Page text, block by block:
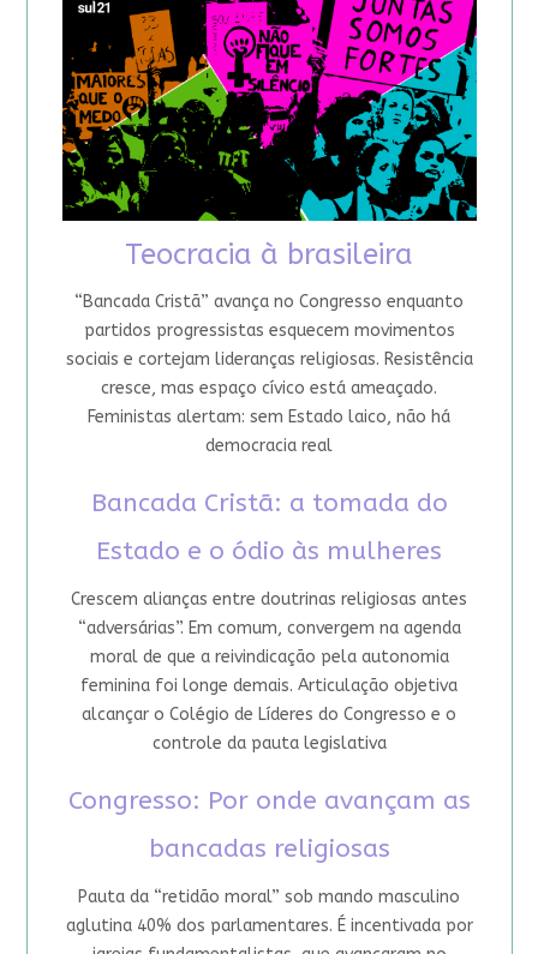
Teocracia à brasileira
“Bancada Cristã” avança no Congresso enquanto
partidos progressistas esquecem movimentos
sociais e cortejam lideranças religiosas. Resistência
cresce, mas espaço cívico está ameaçado.
Feministas alertam: sem Estado laico, não há
democracia real
Bancada Cristã: a tomada do
Estado e o ódio às mulheres
Crescem alianças entre doutrinas religiosas antes
“adversárias”. Em comum, convergem na agenda
moral de que a reivindicação pela autonomia
feminina foi longe demais. Articulação objetiva
alcançar o Colégio de Líderes do Congresso e o
controle da pauta legislativa
Congresso: Por onde avançam as
bancadas religiosas
Pauta da “retidão moral” sob mando masculino
aglutina 40% dos parlamentares. É incentivada por